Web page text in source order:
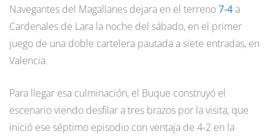
Navegantes del Magallanes dejara en el terreno7-4a
Cardenales de Lara la noche del sábado, en el primer
juego de una doble cartelera pautada a siete entradas, en
Valencia.
Para llegar esa culminación, el Buque construyó el
escenario viendo desfilar a tres brazos por la visita, que
inició ese séptimo episodio con ventaja de 4-2 en la